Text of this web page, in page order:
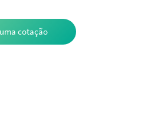
cotação